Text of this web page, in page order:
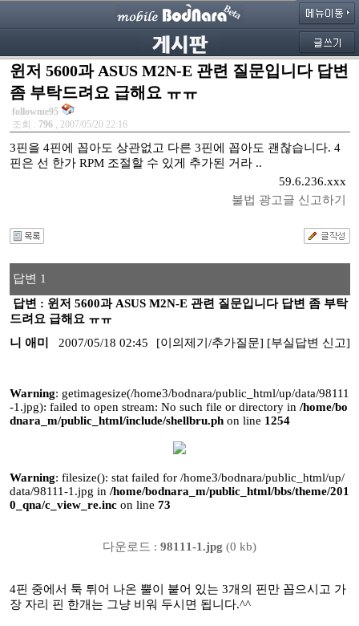
윈저 5600과 ASUS M2N-E 관련 질문입니다 답변
좀 부탁드려요 급해요 ㅠㅠ
followme95
조회 : 796 , 2007/05/20 22:16
3핀을 4핀에 꼽아도 상관없고 다른 3핀에 꼽아도 괜찮습니다. 4
핀은 선 한가 RPM 조절할 수 있게 추가된 거라 ..
59.6.236.xxx
불법 광고글 신고하기
답변 1
답변 : 윈저 5600과 ASUS M2N-E 관련 질문입니다 답변 좀 부탁
드려요 급해요 ㅠㅠ
니 애미
2007/05/18 02:45 [이의제기/추가질문] [부실답변 신고]
Warning: getimagesize(/home3/bodnara/public_html/up/data/98111
-1.jpg): failed to open stream: No such file or directory in /home/bo
dnara_m/public_html/include/shellbru.phon line 1254
Warning: filesize(): stat failed for /home3/bodnara/public_html/up/
data/98111-1.jpg in /home/bodnara_m/public_html/bbs/theme/201
0_qna/c_view_re.incon line 73
다운로드 : 98111-1.jpg (0 kb)
4핀 중에서 툭 튀어 나온 뿔이 붙어 있는 3개의 핀만 꼽으시고 가
장 자리 핀 한개는 그냥 비워 두시면 됩니다.^^